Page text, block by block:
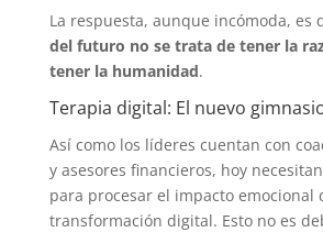
La respuesta, aunque incómoda, es
del futuro no se trata de tener la
tener la humanidad.
Terapia digital: El nuevo
Así como los líderes cuentan con
y asesores financieros, hoy
para procesar el impacto emocional
transformación digital. Esto no es